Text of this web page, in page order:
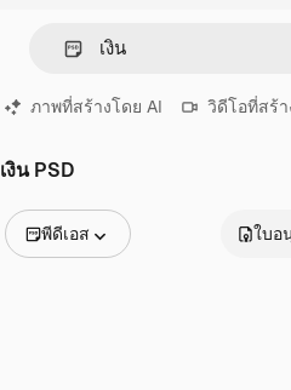
ภาพที่สร้างโดย AI วิดีโอที่สร้า
เงิน PSD
พีดีเอส ใบอ